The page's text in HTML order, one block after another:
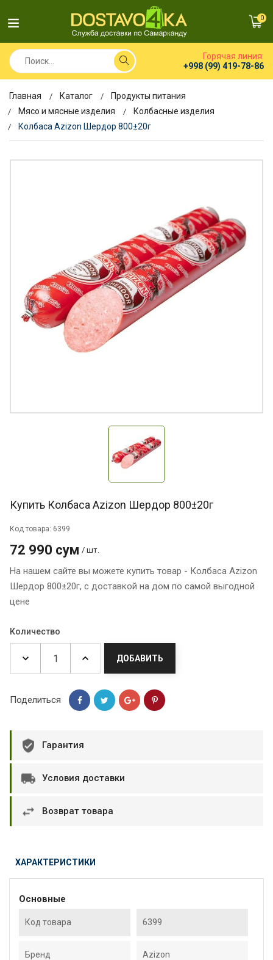
0
Горячая линия:
+998 (99) 419-78-86
Главная Каталог
Продукты питания
Мясо и мясные изделия
Колбасные изделия
Колбаса Azizon Шердор 800±20г
Купить Колбаса Azizon Шердор 800±20г
Код товара: 6399
72 990 сум / шт.
На нашем сайте вы можете купить товар - Колбаса Azizon
Шердор 800±20г, с доставкой на дом по самой выгодной
цене
Количество
ДОБАВИТЬ
Поделиться
Гарантия
Условия доставки
Возврат товара
ХАРАКТЕРИСТИКИ
Основные
Код товара 6399
Бренд Azizon